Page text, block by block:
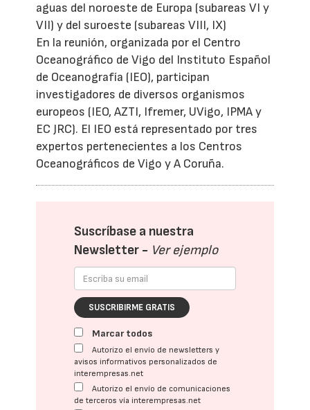
aguas del noroeste de Europa (subareas VI y
VII) y del suroeste (subareas VIII, IX)
En la reunión, organizada por el Centro
Oceanográfico de Vigo del Instituto Español
de Oceanografía (IEO), participan
investigadores de diversos organismos
europeos (IEO, AZTI, Ifremer, UVigo, IPMA y
EC JRC). El IEO está representado por tres
expertos pertenecientes a los Centros
Oceanográficos de Vigo y A Coruña.
Suscríbase a nuestra
Newsletter - Ver ejemplo
SUSCRIBIRME GRATIS
Marcar todos
Autorizo el envío de newsletters y
avisos informativos personalizados de
interempresas.net
Autorizo el envío de comunicaciones
de terceros vía interempresas.net